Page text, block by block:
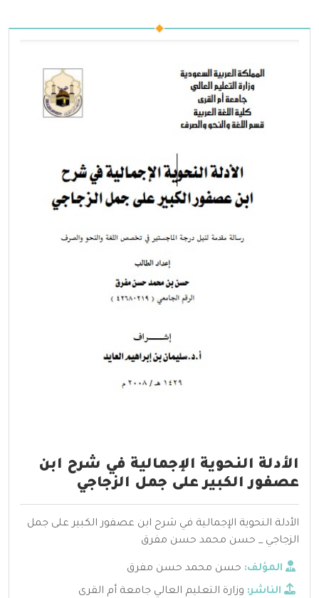
الأدلة النحوية الإجمالية في شرح ابن
عصفور الكبير على جمل الزجاجي
الأدلة النحوية الإجمالية في شرح ابن عصفور الكبير على جمل
الزجاجي _ حسن محمد حسن مفرق
المؤلف: حسن محمد حسن مفرق
الناشر: وزارة التعليم العالي جامعة أم القرى